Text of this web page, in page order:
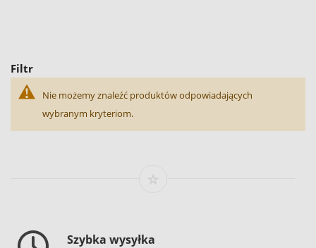
Filtr
Nie możemy znaleźć produktów odpowiadających
wybranym kryteriom.
Szybka wysyłka